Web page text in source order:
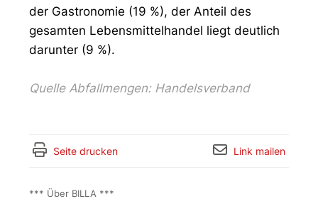
der Gastronomie (19 %), der Anteil des
gesamten Lebensmittelhandel liegt deutlich
darunter (9 %).
Quelle Abfallmengen: Handelsverband
Seite drucken Link mailen
*** Über BILLA ***